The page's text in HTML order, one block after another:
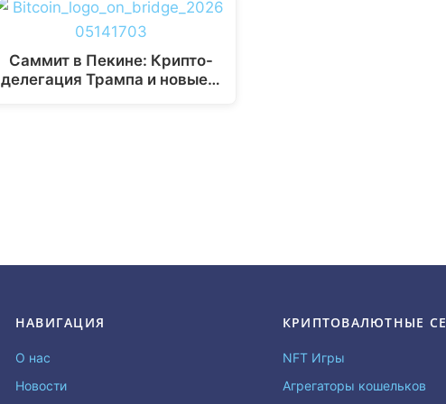
Саммит в Пекине: Крипто-
делегация Трампа и новые…
НАВИГАЦИЯ
О нас
Новости
КРИПТОВАЛЮТНЫЕ
NFT Игры
Агрегаторы кошельков